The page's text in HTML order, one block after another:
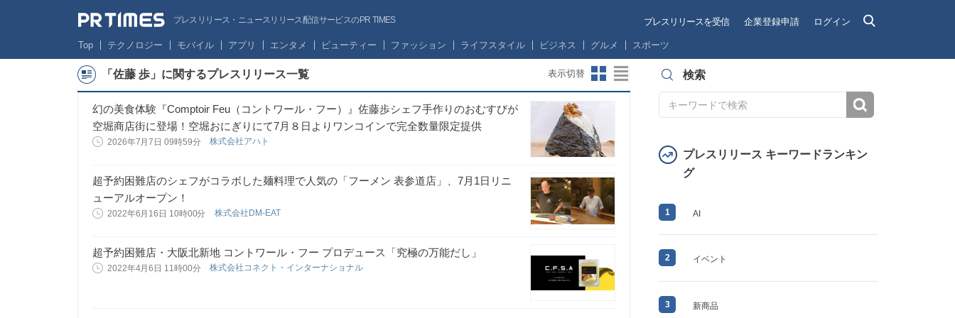
プレスリリース・ニュースリリース配信サービスのPR TIMES プレスリリースを受信 企業登録申請 ログイン
Top テクノロジー モバイル アプリ エンタメ ビューティー ファッション ライフスタイル ビジネス グルメ スポーツ
「佐藤 歩」に関するプレスリリース一覧 表示切替
幻の美食体験『Comptoir Feu（コントワール・フー）』佐藤歩シェフ手作りのおむすびが
空堀商店街に登場！空堀おにぎりにて7月８日よりワンコインで完全数量限定提供
2026年7月7日 09時59分 株式会社アハト
超予約困難店のシェフがコラボした麺料理で人気の「フーメン 表参道店」、7月1日リニ
ューアルオープン！
2022年6月16日 10時00分 株式会社DM-EAT
超予約困難店・大阪北新地 コントワール・フー プロデュース「究極の万能だし」
2022年4月6日 11時00分 株式会社コネクト・インターナショナル
検索
プレスリリース キーワードランキン
グ
1 AI
2 イベント
3 新商品